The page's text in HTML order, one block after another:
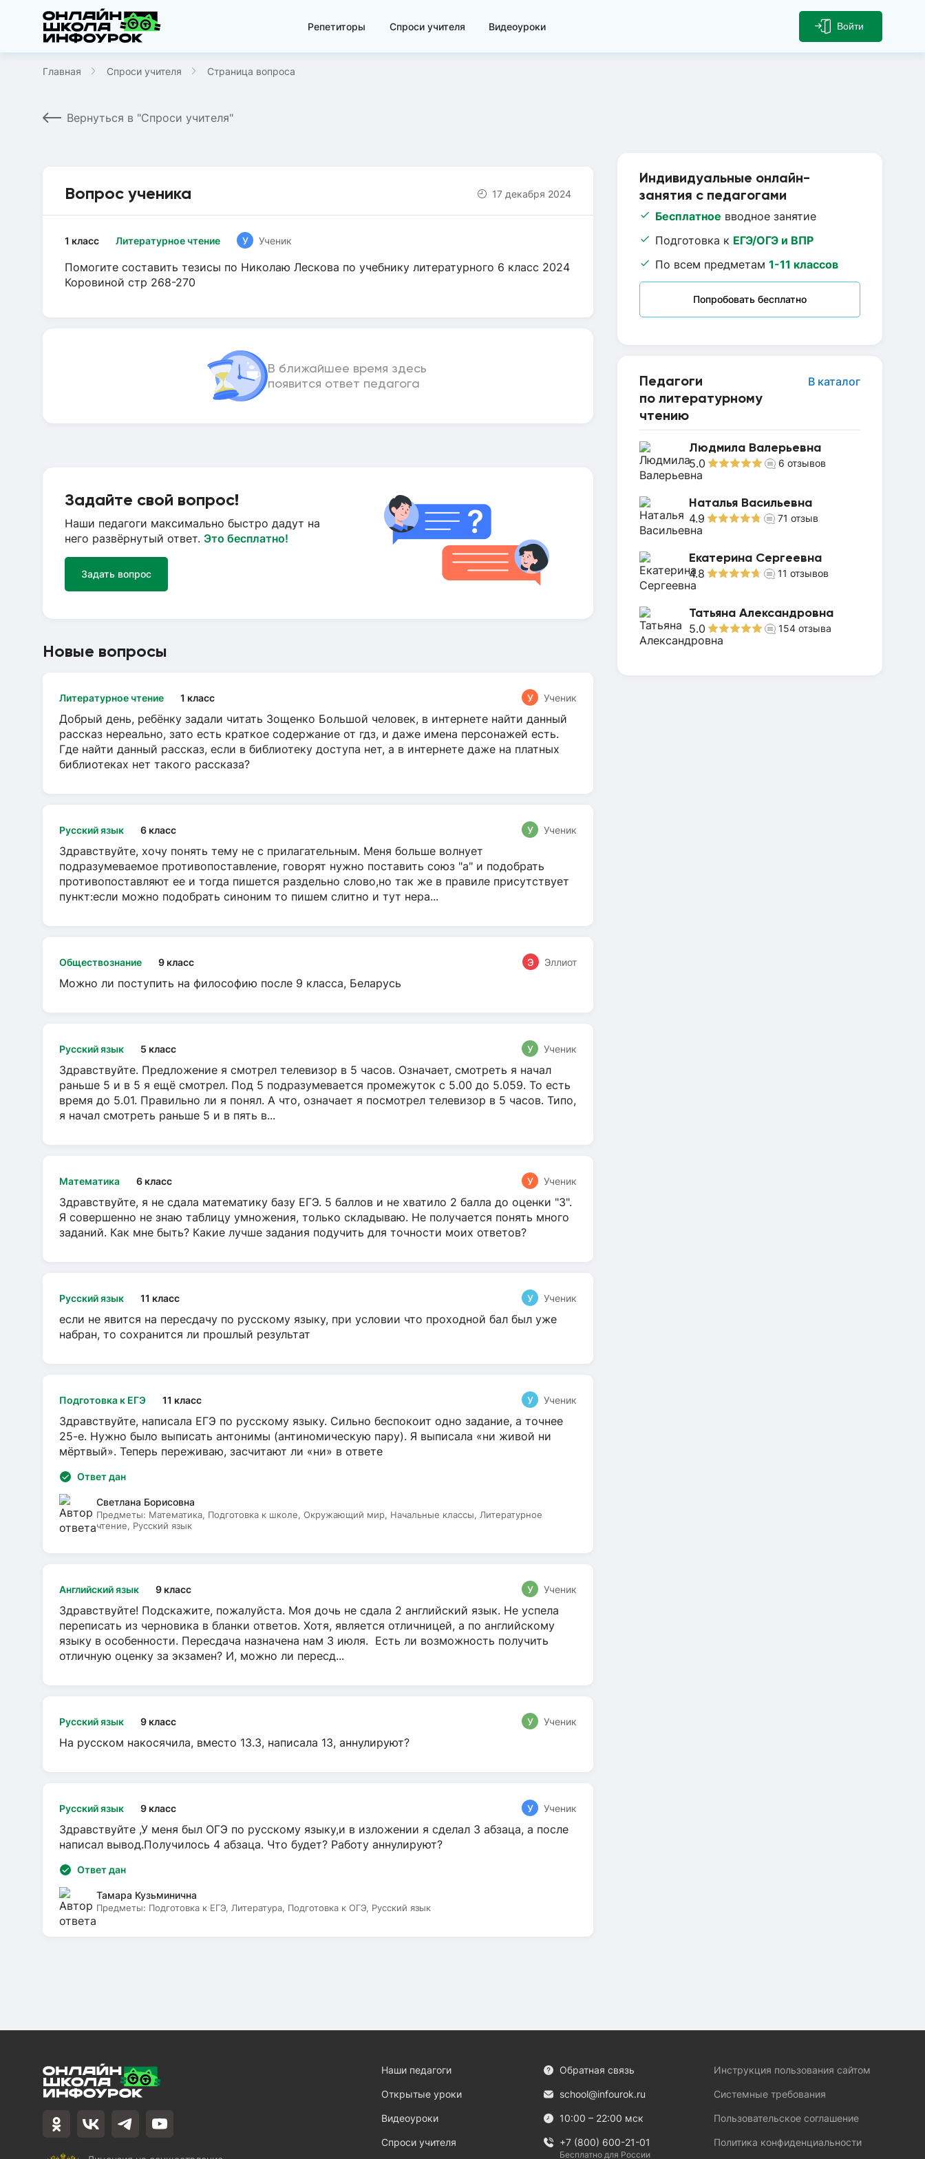
Репетиторы Спроси учителя Видеоуроки Войти
Главная Спроси учителя Страница вопроса
Вернуться в "Спроси учителя"
Индивидуальные онлайн-
занятия с педагогами
Бесплатное вводное занятие
Подготовка к ЕГЭ/ОГЭ и ВПР
По всем предметам 1-11 классов
Попробовать бесплатно
Педагоги
по литературному
чтению
В каталог
Людмила Валерьевна
5.0 6 отзывов
Наталья Васильевна
4.9 71 отзыв
Екатерина Сергеевна
4.8 11 отзывов
Татьяна Александровна
5.0 154 отзыва
Вопрос ученика 17 декабря 2024
Литературное чтение
1 класс У Ученик
Помогите составить тезисы по Николаю Лескова по учебнику литературного 6 класс 2024
Коровиной стр 268-270
В ближайшее время здесь
появится ответ педагога
Задайте свой вопрос!
Наши педагоги максимально быстро дадут на
него развёрнутый ответ. Это бесплатно!
Задать вопрос
Новые вопросы
Литературное чтение 1 класс У Ученик
Добрый день, ребёнку задали читать Зощенко Большой человек, в интернете найти данный
рассказ нереально, зато есть краткое содержание от гдз, и даже имена персонажей есть.
Где найти данный рассказ, если в библиотеку доступа нет, а в интернете даже на платных
библиотеках нет такого рассказа?
Русский язык 6 класс У Ученик
Здравствуйте, хочу понять тему не с прилагательным. Меня больше волнует
подразумеваемое противопоставление, говорят нужно поставить союз "а" и подобрать
противопоставляют ее и тогда пишется раздельно слово,но так же в правиле присутствует
пункт:если можно подобрать синоним то пишем слитно и тут нера...
Обществознание 9 класс Э Эллиот
Можно ли поступить на философию после 9 класса, Беларусь
Русский язык 5 класс У Ученик
Здравствуйте. Предложение я смотрел телевизор в 5 часов. Означает, смотреть я начал
раньше 5 и в 5 я ещё смотрел. Под 5 подразумевается промежуток с 5.00 до 5.059. То есть
время до 5.01. Правильно ли я понял. А что, означает я посмотрел телевизор в 5 часов. Типо,
я начал смотреть раньше 5 и в пять в...
Математика 6 класс У Ученик
Здравствуйте, я не сдала математику базу ЕГЭ. 5 баллов и не хватило 2 балла до оценки "3".
Я совершенно не знаю таблицу умножения, только складываю. Не получается понять много
заданий. Как мне быть? Какие лучше задания подучить для точности моих ответов?
Русский язык 11 класс У Ученик
если не явится на пересдачу по русскому языку, при условии что проходной бал был уже
набран, то сохранится ли прошлый результат
Подготовка к ЕГЭ 11 класс У Ученик
Здравствуйте, написала ЕГЭ по русскому языку. Сильно беспокоит одно задание, а точнее
25-е. Нужно было выписать антонимы (антиномическую пару). Я выписала «ни живой ни
мёртвый». Теперь переживаю, засчитают ли «ни» в ответе
Ответ дан
Светлана Борисовна
Предметы: Математика, Подготовка к школе, Окружающий мир, Начальные классы, Литературное
чтение, Русский язык
Английский язык 9 класс У Ученик
Здравствуйте! Подскажите, пожалуйста. Моя дочь не сдала 2 английский язык. Не успела
переписать из черновика в бланки ответов. Хотя, является отличницей, а по английскому
языку в особенности. Пересдача назначена нам 3 июля. Есть ли возможность получить
отличную оценку за экзамен? И, можно ли пересд...
Русский язык 9 класс У Ученик
На русском накосячила, вместо 13.3, написала 13, аннулируют?
Русский язык 9 класс У Ученик
Здравствуйте ,У меня был ОГЭ по русскому языку,и в изложении я сделал 3 абзаца, а после
написал вывод.Получилось 4 абзаца. Что будет? Работу аннулируют?
Ответ дан
Тамара Кузьминична
Предметы: Подготовка к ЕГЭ, Литература, Подготовка к ОГЭ, Русский язык
Наши педагоги
Открытые уроки
Видеоуроки
Спроси учителя
Обратная связь
school@infourok.ru
10:00 – 22:00 мск
+7 (800) 600-21-01
Бесплатно для России
Инструкция пользования сайтом
Системные требования
Пользовательское соглашение
Политика конфиденциальности